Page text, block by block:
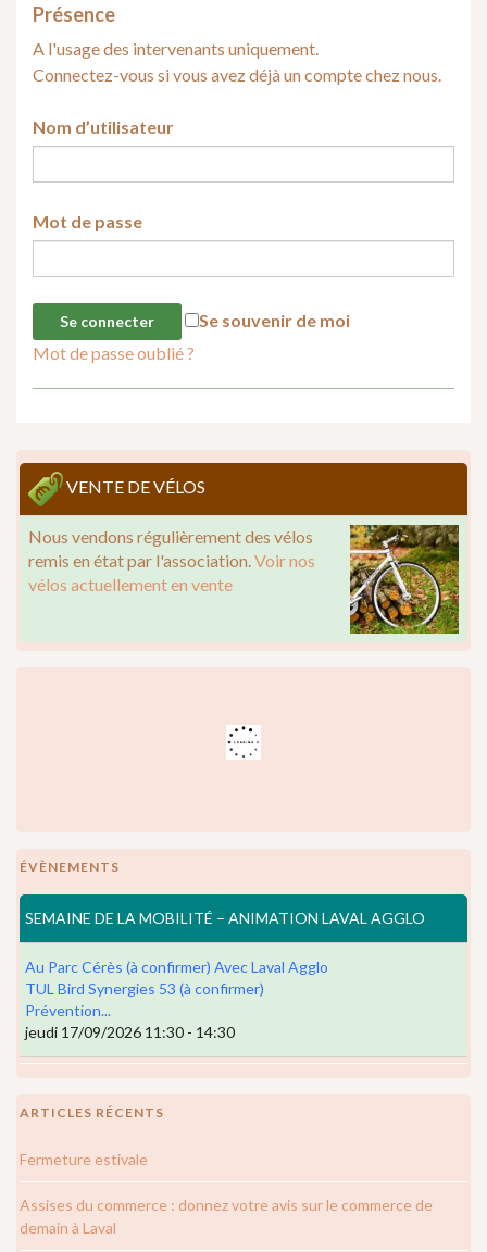
Présence
A l'usage des intervenants uniquement.
Connectez-vous si vous avez déjà un compte chez nous.
Nom d’utilisateur
Mot de passe
Se souvenir de moi
Mot de passe oublié ?
VENTE DE VÉLOS
Nous vendons régulièrement des vélos
remis en état par l'association. Voir nos
vélos actuellement en vente
ÉVÈNEMENTS
SEMAINE DE LA MOBILITÉ – ANIMATION LAVAL AGGLO
Au Parc Cérès (à confirmer) Avec Laval Agglo
TUL Bird Synergies 53 (à confirmer)
Prévention...
jeudi 17/09/2026 11:30 - 14:30
ARTICLES RÉCENTS
Fermeture estivale
Assises du commerce : donnez votre avis sur le commerce de
demain à Laval